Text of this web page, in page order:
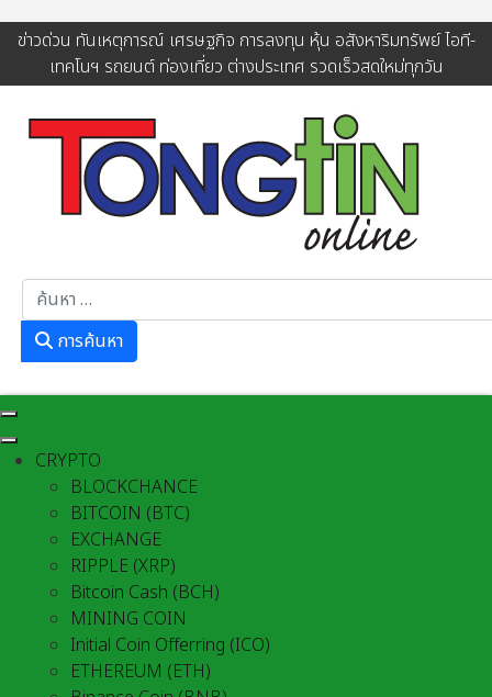
ข่าวด่วน ทันเหตุการณ์ เศรษฐกิจ การลงทุน หุ้น อสังหาริมทรัพย์ ไอที-
เทคโนฯ รถยนต์ ท่องเที่ยว ต่างประเทศ รวดเร็วสดใหม่ทุกวัน
การค้นหา
CRYPTO
BLOCKCHANCE
BITCOIN (BTC)
EXCHANGE
RIPPLE (XRP)
Bitcoin Cash (BCH)
MINING COIN
Initial Coin Offerring (ICO)
ETHEREUM (ETH)